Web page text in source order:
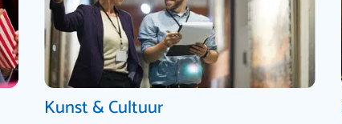
Kunst & Cultuur